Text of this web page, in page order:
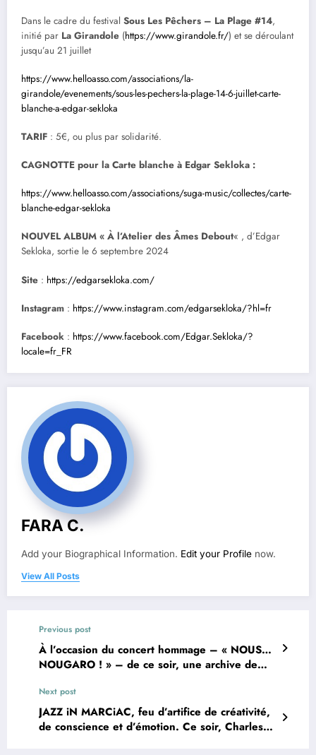
Dans le cadre du festival Sous Les Pêchers – La Plage #14,
initié par La Girandole (https://www.girandole.fr/) et se déroulant
jusqu’au 21 juillet
https://www.helloasso.com/associations/la-
girandole/evenements/sous-les-pechers-la-plage-14-6-juillet-carte-
blanche-a-edgar-sekloka
TARIF : 5€, ou plus par solidarité.
CAGNOTTE pour la Carte blanche à Edgar Sekloka :
https://www.helloasso.com/associations/suga-music/collectes/carte-
blanche-edgar-sekloka
NOUVEL ALBUM « À l’Atelier des Âmes Debout« , d’Edgar
Sekloka, sortie le 6 septembre 2024
Site : https://edgarsekloka.com/
Instagram : https://www.instagram.com/edgarsekloka/?hl=fr
Facebook : https://www.facebook.com/Edgar.Sekloka/?
locale=fr_FR
FARA C.
Add your Biographical Information. Edit your Profile now.
View All Posts
Previous post
À l’occasion du concert hommage – « NOUS…
NOUGARO ! » – de ce soir, une archive de
lieu en 2000 entre la rappeuse DiAM’S et le
légendaire semeur de sonnets.
Next post
JAZZ iN MARCiAC, feu d’artifice de créativité,
de conscience et d’émotion. Ce soir, Charles